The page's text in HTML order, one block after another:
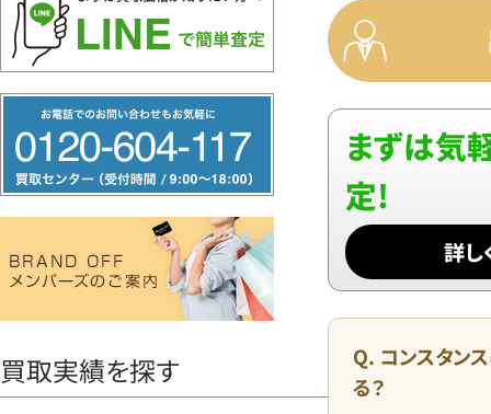
リ
ー
ヤ
買取実績を探す
まずは気
定!
詳し
Q. コンスタン
る？